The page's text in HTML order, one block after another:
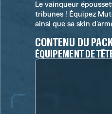
Le vainqueur
tribunes ! Équipez
ainsi que sa skin
CONTENU DU
ÉQUIPEMENT DE